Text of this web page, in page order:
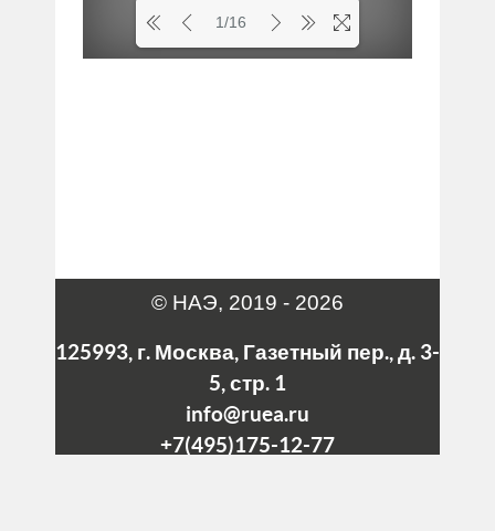
1/16
© НАЭ, 2019 - 2026
125993, г. Москва, Газетный пер., д. 3-
5, стр. 1
info@ruea.ru
+7(495)175-12-77